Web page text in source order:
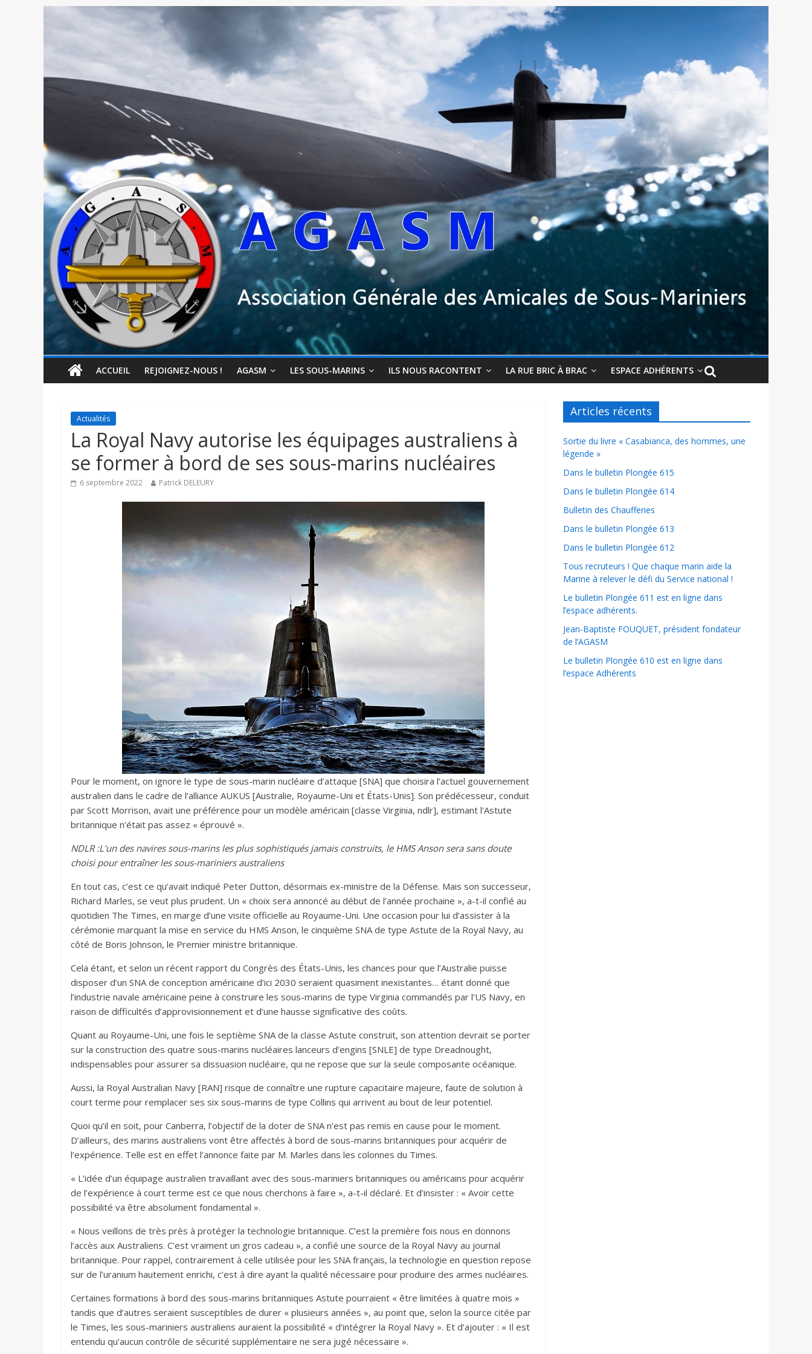
ACCUEIL REJOIGNEZ-NOUS ! AGASM LES SOUS-MARINS ILS NOUS RACONTENT LA RUE BRIC À BRAC ESPACE ADHÉRENTS
Actualités
La Royal Navy autorise les équipages australiens à
se former à bord de ses sous-marins nucléaires
6 septembre 2022 Patrick DELEURY
Pour le moment, on ignore le type de sous-marin nucléaire d’attaque [SNA] que choisira l’actuel gouvernement
australien dans le cadre de l’alliance AUKUS [Australie, Royaume-Uni et États-Unis]. Son prédécesseur, conduit
par Scott Morrison, avait une préférence pour un modèle américain [classe Virginia, ndlr], estimant l’Astute
britannique n’était pas assez « éprouvé ».
NDLR :L’un des navires sous-marins les plus sophistiqués jamais construits, le HMS Anson sera sans doute
choisi pour entraîner les sous-mariniers australiens
En tout cas, c’est ce qu’avait indiqué Peter Dutton, désormais ex-ministre de la Défense. Mais son successeur,
Richard Marles, se veut plus prudent. Un « choix sera annoncé au début de l’année prochaine », a-t-il confié au
quotidien The Times, en marge d’une visite officielle au Royaume-Uni. Une occasion pour lui d’assister à la
cérémonie marquant la mise en service du HMS Anson, le cinquième SNA de type Astute de la Royal Navy, au
côté de Boris Johnson, le Premier ministre britannique.
Cela étant, et selon un récent rapport du Congrès des États-Unis, les chances pour que l’Australie puisse
disposer d’un SNA de conception américaine d’ici 2030 seraient quasiment inexistantes… étant donné que
l’industrie navale américaine peine à construire les sous-marins de type Virginia commandés par l’US Navy, en
raison de difficultés d’approvisionnement et d’une hausse significative des coûts.
Quant au Royaume-Uni, une fois le septième SNA de la classe Astute construit, son attention devrait se porter
sur la construction des quatre sous-marins nucléaires lanceurs d’engins [SNLE] de type Dreadnought,
indispensables pour assurer sa dissuasion nucléaire, qui ne repose que sur la seule composante océanique.
Aussi, la Royal Australian Navy [RAN] risque de connaître une rupture capacitaire majeure, faute de solution à
court terme pour remplacer ses six sous-marins de type Collins qui arrivent au bout de leur potentiel.
Quoi qu’il en soit, pour Canberra, l’objectif de la doter de SNA n’est pas remis en cause pour le moment.
D’ailleurs, des marins australiens vont être affectés à bord de sous-marins britanniques pour acquérir de
l’expérience. Telle est en effet l’annonce faite par M. Marles dans les colonnes du Times.
« L’idée d’un équipage australien travaillant avec des sous-mariniers britanniques ou américains pour acquérir
de l’expérience à court terme est ce que nous cherchons à faire », a-t-il déclaré. Et d’insister : « Avoir cette
possibilité va être absolument fondamental ».
« Nous veillons de très près à protéger la technologie britannique. C’est la première fois nous en donnons
l’accès aux Australiens. C’est vraiment un gros cadeau », a confié une source de la Royal Navy au journal
britannique. Pour rappel, contrairement à celle utilisée pour les SNA français, la technologie en question repose
sur de l’uranium hautement enrichi, c’est à dire ayant la qualité nécessaire pour produire des armes nucléaires.
Certaines formations à bord des sous-marins britanniques Astute pourraient « être limitées à quatre mois »
tandis que d’autres seraient susceptibles de durer « plusieurs années », au point que, selon la source citée par
le Times, les sous-mariniers australiens auraient la possibilité « d’intégrer la Royal Navy ». Et d’ajouter : « Il est
entendu qu’aucun contrôle de sécurité supplémentaire ne sera jugé nécessaire ».
Articles récents
Sortie du livre « Casabianca, des hommes, une
légende »
Dans le bulletin Plongée 615
Dans le bulletin Plongée 614
Bulletin des Chaufferies
Dans le bulletin Plongée 613
Dans le bulletin Plongée 612
Tous recruteurs ! Que chaque marin aide la
Marine à relever le défi du Service national !
Le bulletin Plongée 611 est en ligne dans
l’espace adhérents.
Jean-Baptiste FOUQUET, président fondateur
de l’AGASM
Le bulletin Plongée 610 est en ligne dans
l’espace Adhérents